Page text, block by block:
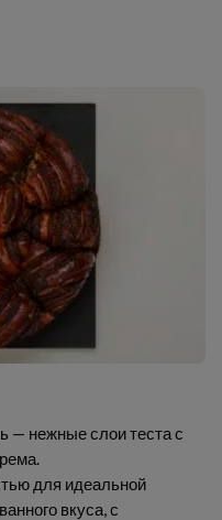
— нежные слои теста с
для идеальной
вкуса, с